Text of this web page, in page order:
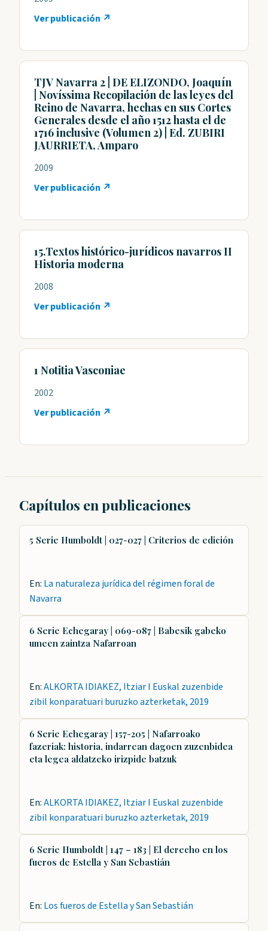
Ver publicación ↗
TJV Navarra 2 | DE ELIZONDO, Joaquín
| Novíssima Recopilación de las leyes del
Reino de Navarra, hechas en sus Cortes
Generales desde el año 1512 hasta el de
1716 inclusive (Volumen 2) | Ed. ZUBIRI
JAURRIETA, Amparo
2009
Ver publicación ↗
15.Textos histórico-jurídicos navarros II
Historia moderna
2008
Ver publicación ↗
1 Notitia Vasconiae
2002
Ver publicación ↗
Capítulos en publicaciones
5 Serie Humboldt | 027-027 | Criterios de edición
En: La naturaleza jurídica del régimen foral de
Navarra
6 Serie Echegaray | 069-087 | Babesik gabeko
umeen zaintza Nafarroan
En:ALKORTA IDIAKEZ, Itziar I Euskal zuzenbide
zibil konparatuari buruzko azterketak, 2019
6 Serie Echegaray | 157-205 | Nafarroako
fazeriak: historia, indarrean dagoen zuzenbidea
eta legea aldatzeko irizpide batzuk
En:ALKORTA IDIAKEZ, Itziar I Euskal zuzenbide
zibil konparatuari buruzko azterketak, 2019
6 Serie Humboldt | 147 – 183 | El derecho en los
fueros de Estella y San Sebastián
En: Los fueros de Estella y San Sebastián